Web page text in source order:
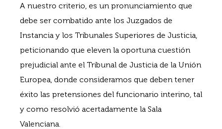
A nuestro criterio, es un pronunciamiento que
debe ser combatido ante los Juzgados de
Instancia y los Tribunales Superiores de Justicia,
peticionando que eleven la oportuna cuestión
prejudicial ante el Tribunal de Justicia de la Unión
Europea, donde consideramos que deben tener
éxito las pretensiones del funcionario interino, tal
y como resolvió acertadamente la Sala
Valenciana.